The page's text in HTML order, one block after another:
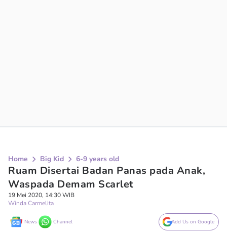
Home Big Kid 6-9 years old
Ruam Disertai Badan Panas pada Anak,
Waspada Demam Scarlet
19 Mei 2020, 14:30 WIB
Winda Carmelita
News Channel Add Us on Google